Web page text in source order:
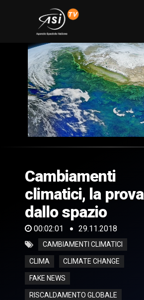
of
1
second
Cambiamenti
climatici, la prova
dallo spazio
00:02:01 29.11.2018
CAMBIAMENTI CLIMATICI
CLIMA CLIMATE CHANGE
FAKE NEWS
RISCALDAMENTO GLOBALE